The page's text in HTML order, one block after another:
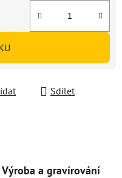
Sdílet
Výroba a gravírování